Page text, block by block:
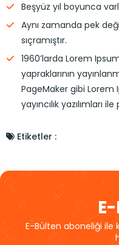
Beşyüz yıl boyunca
Aynı zamanda pek
sıçramıştır.
1960’larda Lorem
yapraklarının
PageMaker gibi
yayıncılık yazılımları
Etiketler :
E-Bülten aboneliği